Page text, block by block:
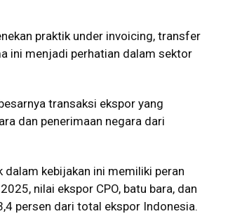
praktik under invoicing, transfer
ini menjadi perhatian dalam sektor
transaksi ekspor yang
dan penerimaan negara dari
kebijakan ini memiliki peran
nilai ekspor CPO, batu bara, dan
persen dari total ekspor Indonesia.